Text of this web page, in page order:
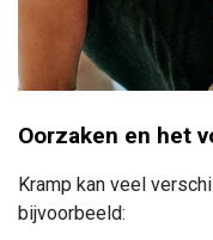
Oorzaken en het
Kramp kan veel
bijvoorbeeld: